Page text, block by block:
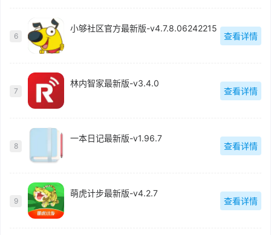
6
小够社区官方最新版-v4.7.8.06242215
查看详情
7
林内智家最新版-v3.4.0
查看详情
8
一本日记最新版-v1.96.7
查看详情
9
萌虎计步最新版-v4.2.7
查看详情